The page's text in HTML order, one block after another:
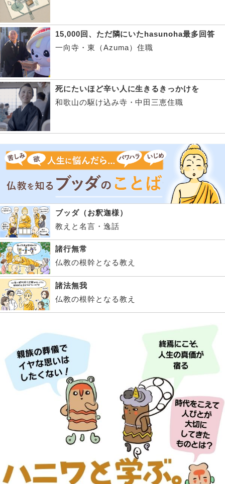
15,000回、ただ隣にいたhasunoha最多回答
一向寺・東（Azuma）住職
死にたいほど辛い人に生きるきっかけを
和歌山の駆け込み寺・中田三恵住職
ブッダ（お釈迦様）
教えと名言・逸話
諸行無常
仏教の根幹となる教え
諸法無我
仏教の根幹となる教え